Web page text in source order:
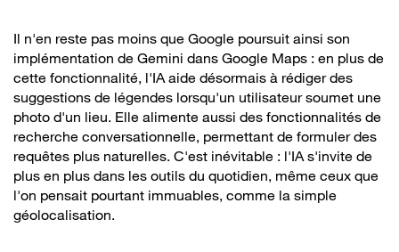
Il n'en reste pas moins que Google poursuit ainsi son
implémentation de Gemini dans Google Maps : en plus de
cette fonctionnalité, l'IA aide désormais à rédiger des
suggestions de légendes lorsqu'un utilisateur soumet une
photo d'un lieu. Elle alimente aussi des fonctionnalités de
recherche conversationnelle, permettant de formuler des
requêtes plus naturelles. C'est inévitable : l'IA s'invite de
plus en plus dans les outils du quotidien, même ceux que
l'on pensait pourtant immuables, comme la simple
géolocalisation.